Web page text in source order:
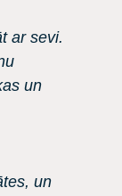
ar sevi.
un
un